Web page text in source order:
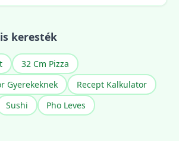
keresték
32 Cm Pizza
Gyerekeknek
Recept Kalkulator
Sushi
Pho Leves